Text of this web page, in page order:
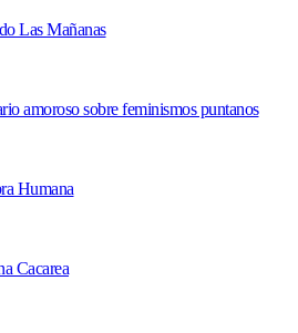
Las Mañanas
amoroso sobre feminismos puntanos
Humana
Cacarea